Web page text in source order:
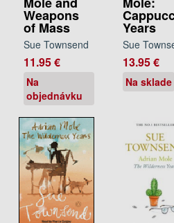
Weapons
of Mass
Sue Townsend
11.95 €
Na
objednávku
Years
Sue
13.95 €
Na sklade